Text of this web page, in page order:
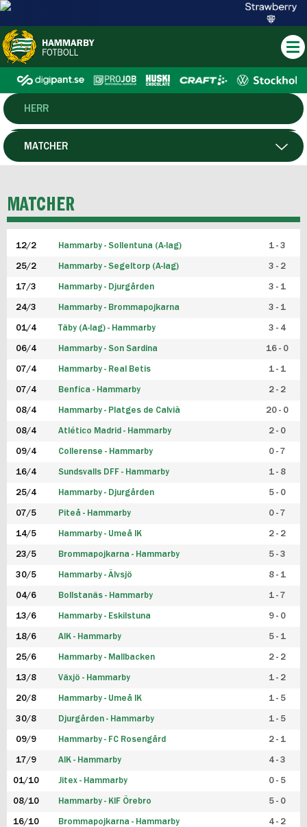
HERR
DAM
P19
F19
FUTSAL HERR
FUTSAL DAM
MATCHER
MATCHER
12/2 Hammarby - Sollentuna (A-lag) 1 - 3
25/2 Hammarby - Segeltorp (A-lag) 3 - 2
17/3 Hammarby - Djurgården 3 - 1
24/3 Hammarby - Brommapojkarna 3 - 1
01/4 Täby (A-lag) - Hammarby 3 - 4
06/4 Hammarby - Son Sardina 16 - 0
07/4 Hammarby - Real Betis 1 - 1
07/4 Benfica - Hammarby 2 - 2
08/4 Hammarby - Platges de Calvià 20 - 0
08/4 Atlético Madrid - Hammarby 2 - 0
09/4 Collerense - Hammarby 0 - 7
16/4 Sundsvalls DFF - Hammarby 1 - 8
25/4 Hammarby - Djurgården 5 - 0
07/5 Piteå - Hammarby 0 - 7
14/5 Hammarby - Umeå IK 2 - 2
23/5 Brommapojkarna - Hammarby 5 - 3
30/5 Hammarby - Älvsjö 8 - 1
04/6 Bollstanäs - Hammarby 1 - 7
13/6 Hammarby - Eskilstuna 9 - 0
18/6 AIK - Hammarby 5 - 1
25/6 Hammarby - Mallbacken 2 - 2
13/8 Växjö - Hammarby 1 - 2
20/8 Hammarby - Umeå IK 1 - 5
30/8 Djurgården - Hammarby 1 - 5
09/9 Hammarby - FC Rosengård 2 - 1
17/9 AIK - Hammarby 4 - 3
01/10 Jitex - Hammarby 0 - 5
08/10 Hammarby - KIF Örebro 5 - 0
16/10 Brommapojkarna - Hammarby 4 - 2